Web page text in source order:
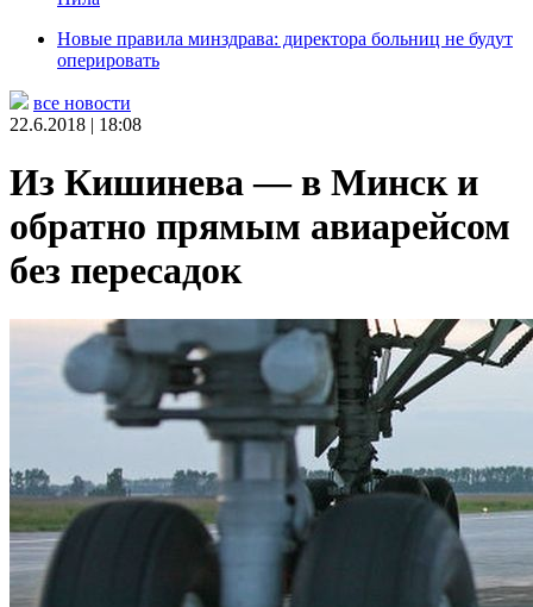
Новые правила минздрава: директора больниц не будут
оперировать
все новости
22.6.2018 | 18:08
Из Кишинева — в Минск и
обратно прямым авиарейсом
без пересадок